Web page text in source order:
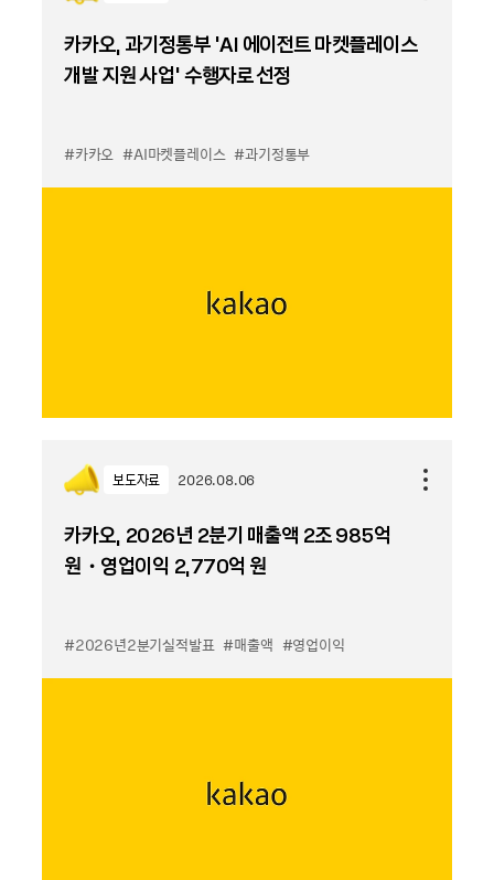
카카오, 과기정통부 ‘AI 에이전트 마켓플레이스
개발 지원 사업’ 수행자로 선정
#카카오 #AI마켓플레이스 #과기정통부
보도자료 2026.08.06
카카오, 2026년 2분기 매출액 2조 985억
원・영업이익 2,770억 원
#2026년2분기실적발표 #매출액 #영업이익